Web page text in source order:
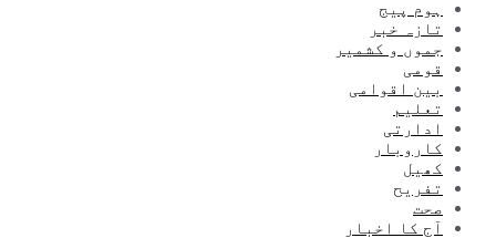
ہوم پیج
تازہ خبر
جموں و کشمیر
قومی
بین اقوامی
تعلیم
ادارتی
کاروبار
کھیل
تفریح
صحت
آج کا اخبار